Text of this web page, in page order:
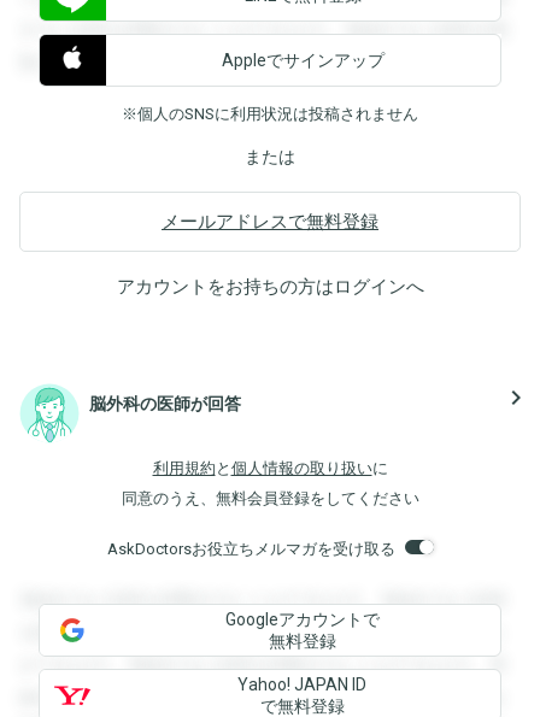
すると回答を閲覧することができます。登録すると回答を閲
覧することができます。
Appleでサインアップ
※個人のSNSに利用状況は投稿されません
または
メールアドレスで無料登録
アカウントをお持ちの方はログインへ
脳外科の医師が回答 navigate_next
利用規約 と 個人情報の取り扱いに
同意のうえ、無料会員登録をしてください
AskDoctorsお役立ちメルマガを受け取る
登録すると回答を閲覧することができます。登録すると回答
を閲覧することができます。登録すると回答を閲覧すること
ができます。登録すると回答を閲覧することができます。登
録すると回答を閲覧することができます。登録すると回答を
Googleアカウントで
無料登録
Yahoo! JAPAN ID
で無料登録